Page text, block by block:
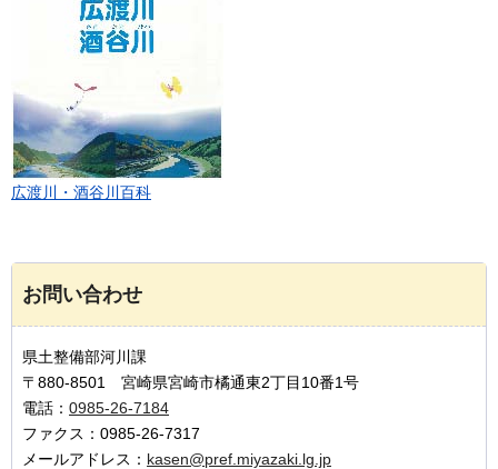
広渡川・酒谷川百科
お問い合わせ
県土整備部河川課
〒880-8501 宮崎県宮崎市橘通東2丁目10番1号
電話： 0985-26-7184
ファクス：0985-26-7317
メールアドレス： kasen@pref.miyazaki.lg.jp